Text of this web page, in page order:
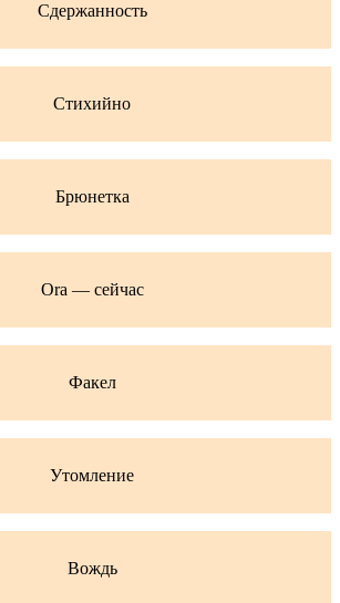
Сдержанность
Стихийно
Брюнетка
Ora — сейчас
Факел
Утомление
Вождь